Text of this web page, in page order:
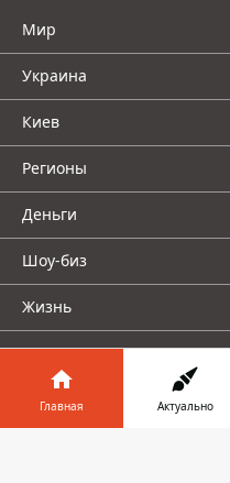
Мир
Украина
Киев
Регионы
Деньги
Шоу-биз
Жизнь
О нас
Главная Актуально